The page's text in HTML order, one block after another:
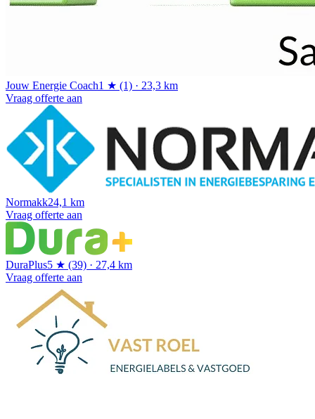
Jouw Energie Coach1 ★ (1) · 23,3 km
Vraag offerte aan
Normakk24,1 km
Vraag offerte aan
DuraPlus5 ★ (39) · 27,4 km
Vraag offerte aan